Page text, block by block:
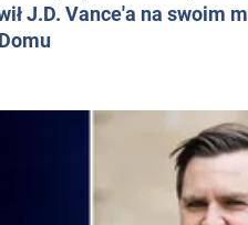
J.D. Vance'a na swoim